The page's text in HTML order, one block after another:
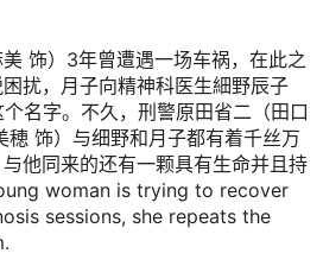
饰）3年曾遭遇一场车祸，在此之
扰，月子向精神科医生細野辰子
名字。不久，刑警原田省二（田口
穂 饰）与细野和月子都有着千丝万
他同来的还有一颗具有生命并且持
woman is trying to recover
sessions, she repeats the